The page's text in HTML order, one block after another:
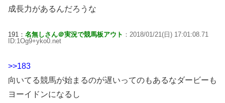
成長力があるんだろうな
191： 名無しさん＠実況で競馬板アウト ：2018/01/21(日) 17:01:08.71
ID:1Og9+yko0.net
>>183
向いてる競馬が始まるのが遅いってのもあるなダービーも
ヨーイドンになるし